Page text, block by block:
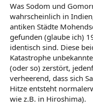
Was Sodom und
wahrscheinlich in
antiken Städte
gefunden (glaube ich)
identisch sind. Diese
Katastrophe
(oder so) zerstört,
verheerend, dass sich
Hitze entsteht
wie z.B. in Hiroshima).